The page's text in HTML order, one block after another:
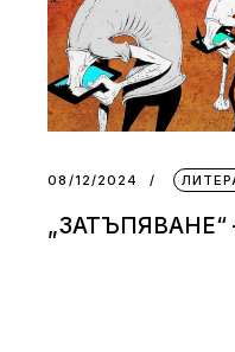
08/12/2024
„ЗАТЪПЯВАНЕ“